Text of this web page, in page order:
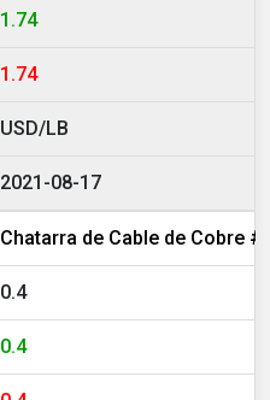
1.74
1.74
USD/LB
2021-08-17
Chatarra de Cable de Cobre
0.4
0.4